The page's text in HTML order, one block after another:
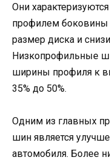
Они
профилем боковины
размер диска и
Низкопрофильные
ширины профиля к
35% до 50%.
Одним из главных
шин является
автомобиля. Более